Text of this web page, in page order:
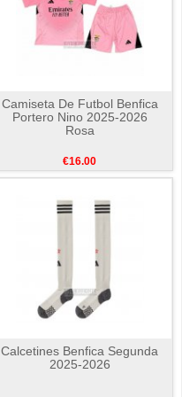
Camiseta De Futbol Benfica
Portero Nino 2025-2026
Rosa
€16.00
Calcetines Benfica Segunda
2025-2026